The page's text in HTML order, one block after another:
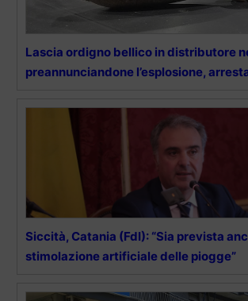
Lascia ordigno bellico in distributore
preannunciandone l’esplosione,
Siccità, Catania (FdI): “Sia prevista
stimolazione artificiale delle piogge”